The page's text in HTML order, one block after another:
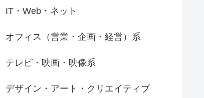
IT・Web・ネット
オフィス（営業・企画・経営）系
テレビ・映画・映像系
デザイン・アート・クリエイティブ